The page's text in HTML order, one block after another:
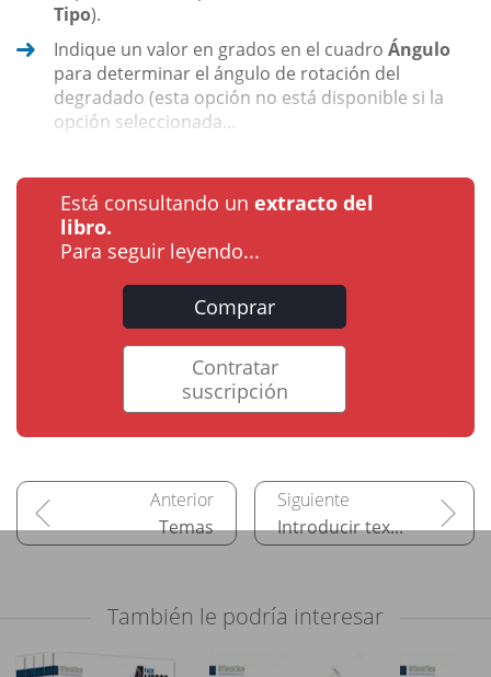
Tipo).
Indique un valor en grados en el cuadro Ángulo
para determinar el ángulo de rotación del
degradado (esta opción no está disponible si la
opción seleccionada...
Está consultando un extracto del
libro.
Para seguir leyendo...
Comprar
Contratar
suscripción
Temas Introducir texto
También le podría interesar